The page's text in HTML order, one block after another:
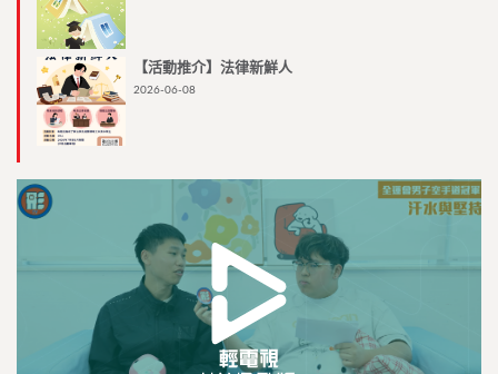
【活動推介】法律新鮮人
2026-06-08